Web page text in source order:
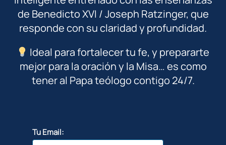
de Benedicto XVI / Joseph Ratzinger, que
responde con su claridad y profundidad.
Ideal para fortalecer tu fe, y prepararte
mejor para la oración y la Misa… es como
tener al Papa teólogo contigo 24/7.
Tu Email: